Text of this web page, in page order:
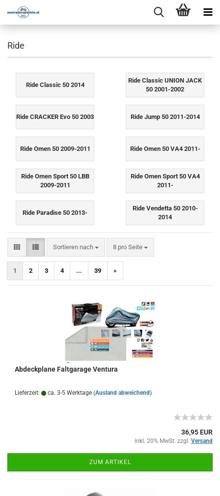
Ride
Ride Classic 50 2014
Ride Classic UNION JACK
50 2001-2002
Ride CRACKER Evo 50 2003 Ride Jump 50 2011-2014
Ride Omen 50 2009-2011 Ride Omen 50 VA4 2011-
Ride Omen Sport 50 LBB
2009-2011
Ride Omen Sport 50 VA4
2011-
Ride Paradise 50 2013-
Ride Vendetta 50 2010-
2014
Sortieren nach
Sortieren nach 8 pro Seite
pro Seite
1 2 3 4 ... 39 »
Abdeckplane Faltgarage Ventura
Lieferzeit: ca. 3-5 Werktage (Ausland abweichend)
36,95 EUR
inkl. 20% MwSt. zzgl. Versand
ZUM ARTIKEL